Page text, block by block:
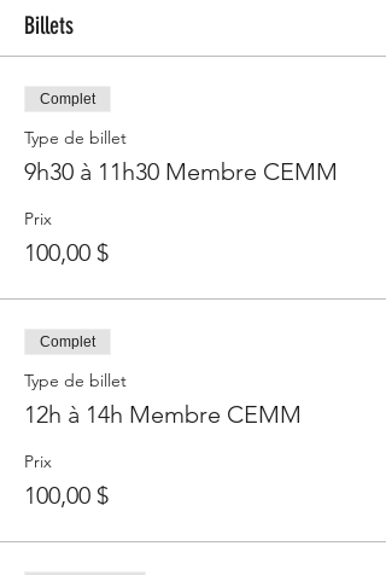
Billets
Complet
Type de billet
9h30 à 11h30 Membre CEMM
Prix
100,00 $
Complet
Type de billet
12h à 14h Membre CEMM
Prix
100,00 $